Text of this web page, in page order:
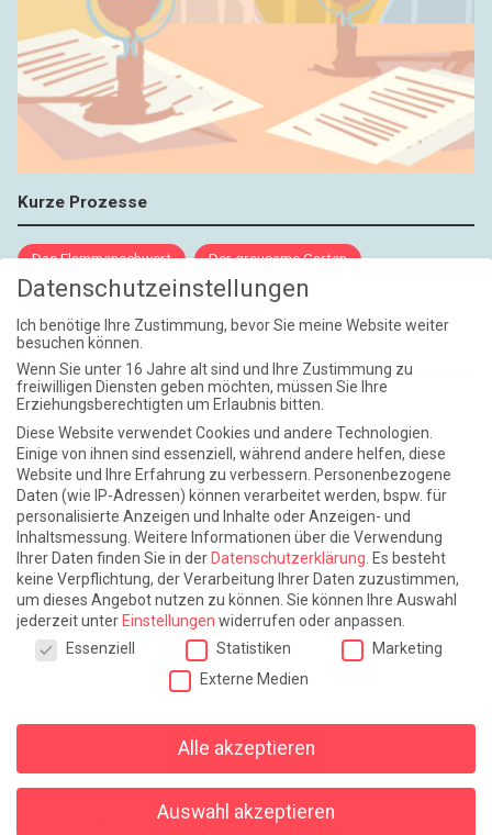
Kurze Prozesse
Das Flammenschwert Der grausame Garten
NIEMALS UND AUCH DANN NICHT
Weite Reisen
Atlantische Turbulenzen DIE ELF
Die Zeit der Ringelblumen ist vorbei Europa im Kopf
Fast am Ziel Frühling in Florenz In der Blase
Leben lernen / Ein Versuch Trinken. Träumen. Trösten.
Triple-Edinburgher mit Ketchup WACHS!
Winterreise (mit Sommern)
Alles sonst
Denkabfall Gereimtes und Ungereimtes Geschichte
Datenschutzeinstellungen
Ich benötige Ihre Zustimmung, bevor Sie meine Website weiter
besuchen können.
Wenn Sie unter 16 Jahre alt sind und Ihre Zustimmung zu
freiwilligen Diensten geben möchten, müssen Sie Ihre
Erziehungsberechtigten um Erlaubnis bitten.
Diese Website verwendet Cookies und andere Technologien.
Einige von ihnen sind essenziell, während andere helfen, diese
Website und Ihre Erfahrung zu verbessern. Personenbezogene
Daten (wie IP-Adressen) können verarbeitet werden, bspw. für
personalisierte Anzeigen und Inhalte oder Anzeigen- und
Inhaltsmessung. Weitere Informationen über die Verwendung
Ihrer Daten finden Sie in der Datenschutzerklärung Es besteht
keine Verpflichtung, der Verarbeitung Ihrer Daten zuzustimmen,
um dieses Angebot nutzen zu können. Sie können Ihre Auswahl
jederzeit unter Einstellungen widerrufen oder anpassen.
Datenschutzeinstellungen
Essenziell Statistiken
Marketing
Externe Medien
Alle akzeptieren
Auswahl akzeptieren